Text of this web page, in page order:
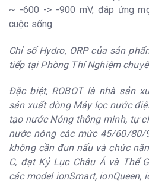
động máy bằng
giọng nói
dụng
8.5/9.0/9.5/
axit: pH 4.5/
pH 7.0 (Nóng
nóng
Nhiệt độ và dung
tích bình chứa
nước lạnh
100C - 120C;
Nguyên lý làm
lạnh
Máy nén và
chip lạnh)
Nguyên lý làm
nóng
Công nghệ
~ -600 -> -900 mV, đáp ứng
cuộc sống.
Chỉ số Hydro, ORP của sản
tiếp tại Phòng Thí Nghiệm
Đặc biệt, ROBOT là nhà sản
sản xuất dòng Máy lọc nước
tạo nước Nóng thông minh, tự
nước nóng các mức 45/60/80/
không cần đun nấu và chức
C, đạt Kỷ Lục Châu Á và Thế
các model ionSmart, ionQueen,